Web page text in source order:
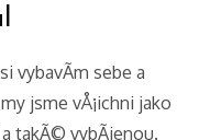
vybavÃ­m sebe a
jsme vÅ¡ichni jako
a takÃ© vybÃ­jenou.